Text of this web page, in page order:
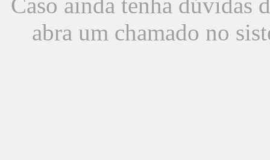
Caso ainda tenha dúvidas
abra um chamado no